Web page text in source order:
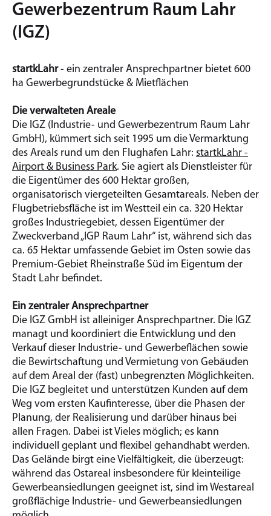
Gewerbezentrum Raum Lahr
(IGZ)
startkLahr- ein zentraler Ansprechpartner bietet 600
ha Gewerbegrundstücke & Mietflächen
Die verwalteten Areale
Die IGZ (Industrie- und Gewerbezentrum Raum Lahr
GmbH), kümmert sich seit 1995 um die Vermarktung
des Areals rund um den Flughafen Lahr: startkLahr -
Airport & Business Park. Sie agiert als Dienstleister für
die Eigentümer des 600 Hektar großen,
organisatorisch viergeteilten Gesamtareals. Neben der
Flugbetriebsfläche ist im Westteil ein ca. 320 Hektar
großes Industriegebiet, dessen Eigentümer der
Zweckverband „IGP Raum Lahr“ ist, während sich das
ca. 65 Hektar umfassende Gebiet im Osten sowie das
Premium-Gebiet Rheinstraße Süd im Eigentum der
Stadt Lahr befindet.
Ein zentraler Ansprechpartner
Die IGZ GmbH ist alleiniger Ansprechpartner. Die IGZ
managt und koordiniert die Entwicklung und den
Verkauf dieser Industrie- und Gewerbeflächen sowie
die Bewirtschaftung und Vermietung von Gebäuden
auf dem Areal der (fast) unbegrenzten Möglichkeiten.
Die IGZ begleitet und unterstützen Kunden auf dem
Weg vom ersten Kaufinteresse, über die Phasen der
Planung, der Realisierung und darüber hinaus bei
allen Fragen. Dabei ist Vieles möglich; es kann
individuell geplant und flexibel gehandhabt werden.
Das Gelände birgt eine Vielfältigkeit, die überzeugt:
während das Ostareal insbesondere für kleinteilige
Gewerbeansiedlungen geeignet ist, sind im Westareal
großflächige Industrie- und Gewerbeansiedlungen